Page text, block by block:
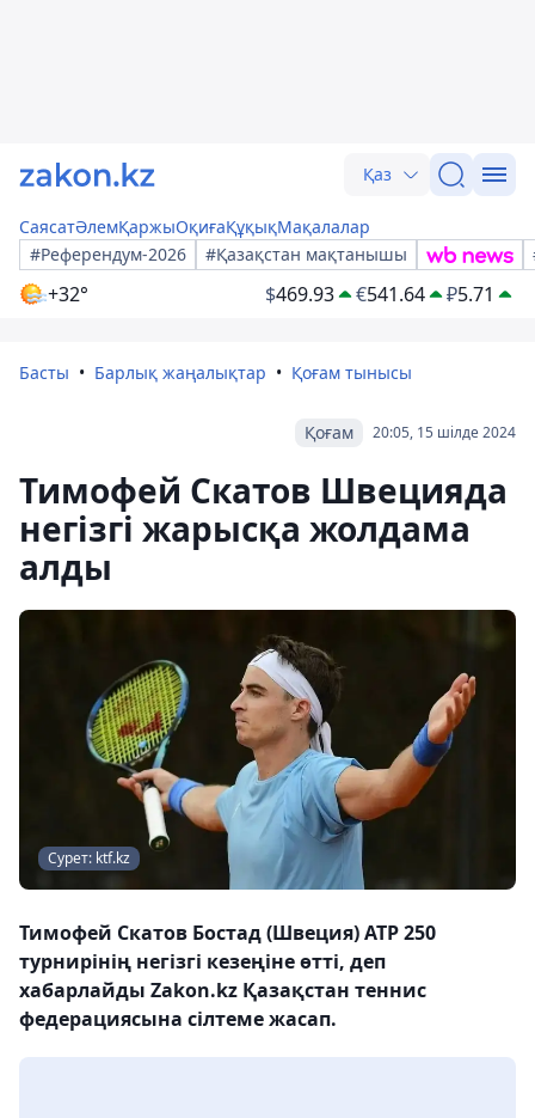
Қаз
СаясатӘлемҚаржыОқиғаҚұқықМақалалар
#Референдум-2026
#Қазақстан мақтанышы
+32° $469.93 €541.64 ₽5.71
Басты Барлық жаңалықтар Қоғам тынысы
20:05, 15 шілде 2024
Қоғам
Тимофей Скатов Швецияда
негізгі жарысқа жолдама
алды
Сурет: ktf.kz
Тимофей Скатов Бостад (Швеция) ATP 250
турнирінің негізгі кезеңіне өтті, деп
хабарлайды Zakon.kz Қазақстан теннис
федерациясына сілтеме жасап.